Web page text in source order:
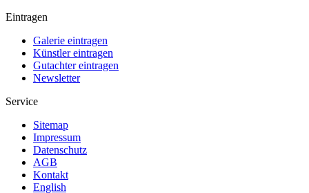
Eintragen
Galerie eintragen
Künstler eintragen
Gutachter eintragen
Newsletter
Service
Sitemap
Impressum
Datenschutz
AGB
Kontakt
English